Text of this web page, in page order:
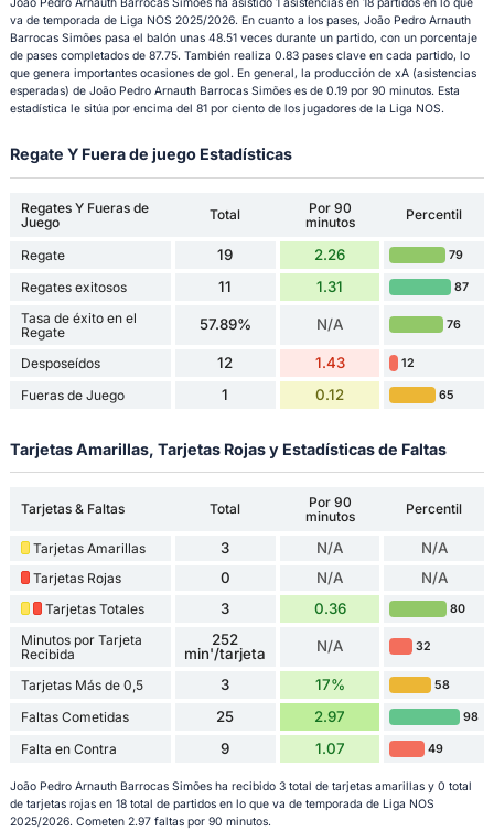
João Pedro Arnauth Barrocas Simões ha asistido 1 asistencias en 18 partidos en lo que
va de temporada de Liga NOS 2025/2026. En cuanto a los pases, João Pedro Arnauth
Barrocas Simões pasa el balón unas 48.51 veces durante un partido, con un porcentaje
de pases completados de 87.75. También realiza 0.83 pases clave en cada partido, lo
que genera importantes ocasiones de gol. En general, la producción de xA (asistencias
esperadas) de João Pedro Arnauth Barrocas Simões es de 0.19 por 90 minutos. Esta
estadística le sitúa por encima del 81 por ciento de los jugadores de la Liga NOS.
Regate Y Fuera de juego Estadísticas
Regates Y Fueras de
Juego
Total
Por 90
minutos
Percentil
Regate 19 2.26 79
Regates exitosos 11 1.31 87
Tasa de éxito en el
Regate
57.89% N/A 76
Desposeídos 12 1.43 12
Fueras de Juego 1 0.12 65
Tarjetas Amarillas, Tarjetas Rojas y Estadísticas de Faltas
Tarjetas & Faltas Total
Por 90
minutos
Percentil
Tarjetas Amarillas 3 N/A N/A
Tarjetas Rojas 0 N/A N/A
Tarjetas Totales 3 0.36 80
Minutos por Tarjeta
Recibida
252
min'/tarjeta
N/A 32
Tarjetas Más de 0,5 3 17% 58
Faltas Cometidas 25 2.97 98
Falta en Contra 9 1.07 49
João Pedro Arnauth Barrocas Simões ha recibido 3 total de tarjetas amarillas y 0 total
de tarjetas rojas en 18 total de partidos en lo que va de temporada de Liga NOS
2025/2026. Cometen 2.97 faltas por 90 minutos.